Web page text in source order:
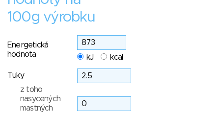
100g výrobku
Energetická
hodnota
kJ kcal
Tuky
z toho
nasycených
mastných